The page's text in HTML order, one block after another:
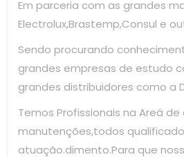
Em parceria com as grandes
Electrolux,Brastemp,Consul e
Sendo procurando
grandes empresas de estudo
grandes distribuidores como a
Temos Profissionais na Areá
manutenções,todos
atuação.dimento.Para que